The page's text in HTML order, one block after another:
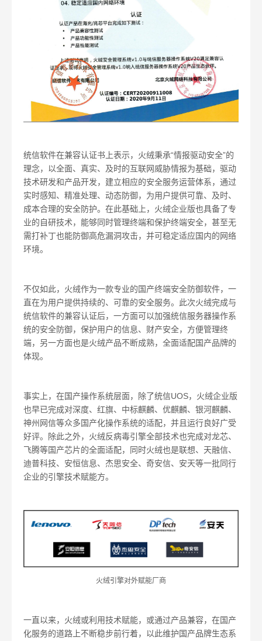
统信软件在兼容认证书上表示，火绒秉承“情报驱动安全”的
理念，以全面、真实、及时的互联网威胁情报为基础，驱动
技术研发和产品开发，建立相应的安全服务运营体系，通过
实时感知、精准处理、动态防御，为用户提供可靠、及时、
成本合理的安全防护。在此基础上，火绒企业版也具备了专
业的自研技术，能够同时管理终端和保护终端安全，甚至无
需打补丁也能防御高危漏洞攻击，并可稳定适应国内的网络
环境。
不仅如此，火绒作为一款专业的国产终端安全防御软件，一
直在为用户提供持续的、可靠的安全服务。此次火绒完成与
统信软件的兼容认证后，一方面可以加强统信服务器操作系
统的安全防御，保护用户的信息、财产安全，方便管理终
端，另一方面也是火绒产品不断成熟，全面适配国产品牌的
体现。
事实上，在国产操作系统层面，除了统信UOS，火绒企业版
也早已完成对深度、红旗、中标麒麟、优麒麟、银河麒麟、
神州网信等众多国产化操作系统的适配，并且运行良好广受
好评。除此之外，火绒反病毒引擎全部技术也完成对龙芯、
飞腾等国产芯片的全面适配，同时火绒也是联想、天融信、
迪普科技、安恒信息、杰思安全、奇安信、安天等一批同行
企业的引擎技术赋能方。
火绒引擎对外赋能厂商
一直以来，火绒或利用技术赋能，或通过产品兼容，在国产
化服务的道路上不断稳步前行着，以此维护国产品牌生态系